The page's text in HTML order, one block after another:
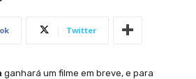
Twitter
ganhará um filme em breve, e para